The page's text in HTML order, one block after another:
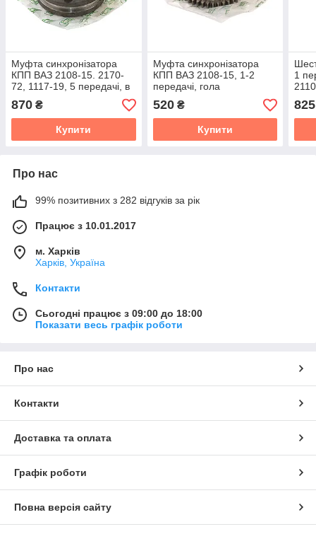
Муфта синхронізатора
КПП ВАЗ 2108-15. 2170-
72, 1117-19, 5 передачі, в
зб.
870 ₴
Купити
Муфта синхронізатора
КПП ВАЗ 2108-15, 1-2
передачі, гола
520₴
Купити
1
825
Про нас
99% позитивних з 282 відгуків за рік
Працює з 10.01.2017
м. Харків
Харків, Україна
Контакти
Сьогодні працює з 09:00 до 18:00
Показати весь графік роботи
Про нас
Контакти
Доставка та оплата
Графік роботи
Повна версія сайту